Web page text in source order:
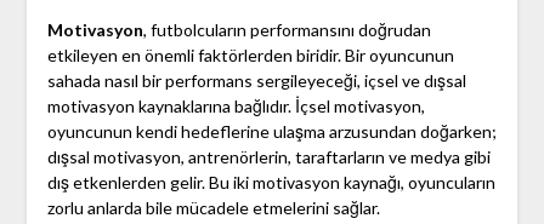
Motivasyon, futbolcuların performansını doğrudan
etkileyen en önemli faktörlerden biridir. Bir oyuncunun
sahada nasıl bir performans sergileyeceği, içsel ve dışsal
motivasyon kaynaklarına bağlıdır. İçsel motivasyon,
oyuncunun kendi hedeflerine ulaşma arzusundan doğarken;
dışsal motivasyon, antrenörlerin, taraftarların ve medya gibi
dış etkenlerden gelir. Bu iki motivasyon kaynağı, oyuncuların
zorlu anlarda bile mücadele etmelerini sağlar.